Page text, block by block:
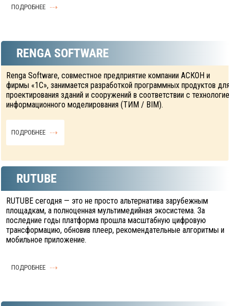
ПОДРОБНЕЕ
RENGA SOFTWARE
Renga Software, совместное предприятие компании АСКОН и
фирмы «1С», занимается разработкой программных продуктов
проектирования зданий и сооружений в соответствии с
информационного моделирования (ТИМ / BIM).
ПОДРОБНЕЕ
RUTUBE
RUTUBE сегодня — это не просто альтернатива зарубежным
площадкам, а полноценная мультимедийная экосистема. За
последние годы платформа прошла масштабную цифровую
трансформацию, обновив плеер, рекомендательные алгоритмы и
мобильное приложение.
ПОДРОБНЕЕ